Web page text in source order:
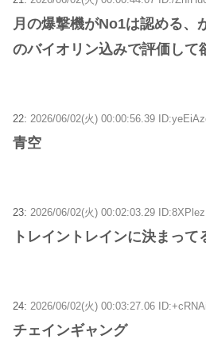
月の爆撃機がNo1は認める、
のバイオリン込みで評価して
22: 2026/06/02(火) 00:00:56.39
青空
23: 2026/06/02(火) 00:02:03.29
トレイントレインに決まって
24: 2026/06/02(火) 00:03:27.06
チェインギャング